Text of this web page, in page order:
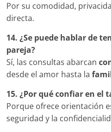
Por su comodidad,
directa.
14. ¿Se puede hablar de
pareja?
Sí, las consultas abarcan
desde el amor hasta la
15. ¿Por qué confiar en el
Porque ofrece orientación
seguridad y la